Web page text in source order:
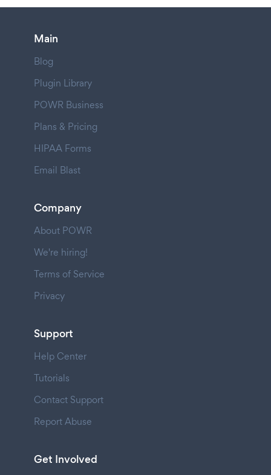
Main
Blog
Plugin Library
POWR Business
Plans & Pricing
HIPAA Forms
Email Blast
Company
About POWR
We're hiring!
Terms of Service
Privacy
Support
Help Center
Tutorials
Contact Support
Report Abuse
Get Involved